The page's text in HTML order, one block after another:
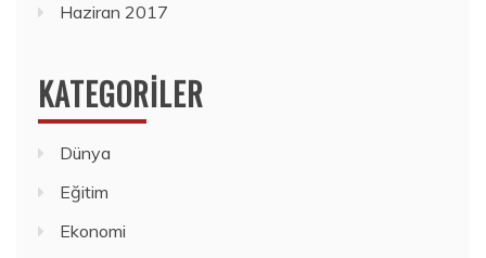
Haziran 2017
KATEGORILER
Dünya
Eğitim
Ekonomi